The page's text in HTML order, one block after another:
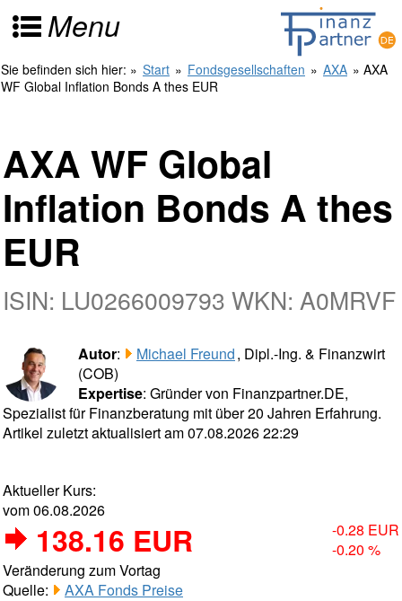
Menu
Sie befinden sich hier: » Start » Fondsgesellschaften » AXA » AXA
WF Global Inflation Bonds A thes EUR
AXA WF Global
Inflation Bonds A thes
EUR
ISIN: LU0266009793 WKN: A0MRVF
Autor: Michael Freund, Dipl.-Ing. & Finanzwirt
(COB)
Expertise: Gründer von Finanzpartner.DE,
Spezialist für Finanzberatung mit über 20 Jahren Erfahrung.
Artikel zuletzt aktualisiert am 07.08.2026 22:29
Aktueller Kurs:
vom 06.08.2026
138.16 EUR
-0.28 EUR
-0.20 %
Veränderung zum Vortag
Quelle:
AXA Fonds Preise